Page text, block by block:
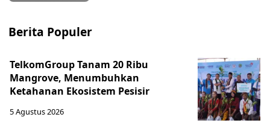
Berita Populer
TelkomGroup Tanam 20 Ribu
Mangrove, Menumbuhkan
Ketahanan Ekosistem Pesisir
5 Agustus 2026